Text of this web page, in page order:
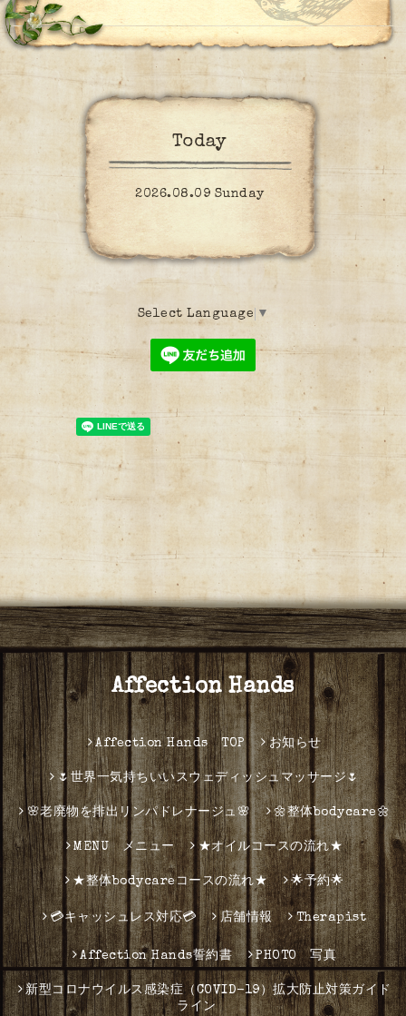
Today
2026.08.09 Sunday
Select Language ▼
Affection Hands
Affection Hands TOP お知らせ
🌷世界一気持ちいいスウェディッシュマッサージ🌷
🌸老廃物を排出リンパドレナージュ🌸 🌼整体bodycare🌼
MENU メニュー ★オイルコースの流れ★
★整体bodycareコースの流れ★ 🌟予約🌟
💳キャッシュレス対応💳 店舗情報 Therapist
Affection Hands誓約書 PHOTO 写真
新型コロナウイルス感染症（COVID-19）拡大防止対策ガイド
ライン